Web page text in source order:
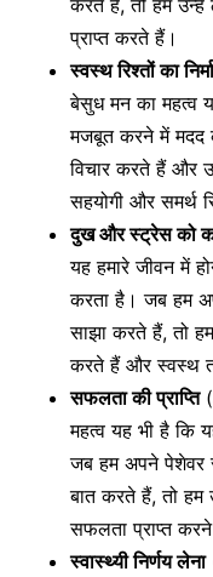
प्राप्त करते हैं।
स्वस्थ रिश्तों का
बेसुध मन का महत्व
मजबूत करने में मदद
विचार करते हैं और
सहयोगी और समर्थ
दुख और स्ट्रेस को
यह हमारे जीवन में
करता है। जब हम
साझा करते हैं, तो
करते हैं और स्वस्थ
सफलता की प्राप्ति(
महत्व यह भी है कि
जब हम अपने पेशेवर
बात करते हैं, तो हम
सफलता प्राप्त
स्वास्थ्यी निर्णय लेना